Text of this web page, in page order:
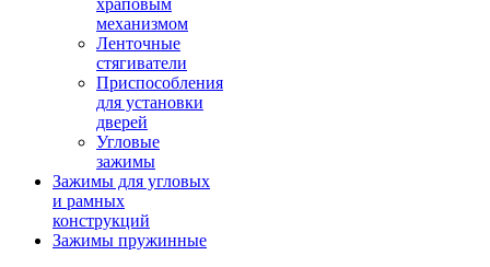
храповым
механизмом
Ленточные
стягиватели
Приспособления
для установки
дверей
Угловые
зажимы
Зажимы для угловых
и рамных
конструкций
Зажимы пружинные